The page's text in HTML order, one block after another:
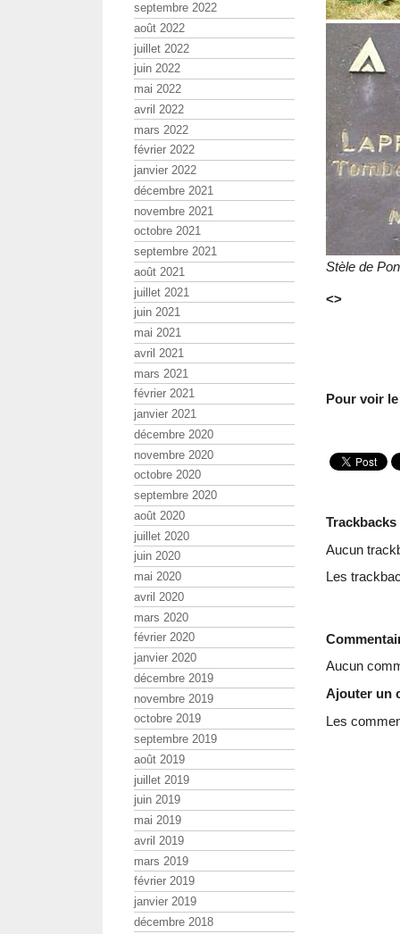
Stèle de
<>
Pour voir le
Trackbacks
Aucun
Les
Aucun
Ajouter un
Les
septembre 2022
août 2022
juillet 2022
juin 2022
mai 2022
avril 2022
mars 2022
février 2022
janvier 2022
décembre 2021
novembre 2021
octobre 2021
septembre 2021
août 2021
juillet 2021
juin 2021
mai 2021
avril 2021
mars 2021
février 2021
janvier 2021
décembre 2020
novembre 2020
octobre 2020
septembre 2020
août 2020
juillet 2020
juin 2020
mai 2020
avril 2020
mars 2020
février 2020
janvier 2020
décembre 2019
novembre 2019
octobre 2019
septembre 2019
août 2019
juillet 2019
juin 2019
mai 2019
avril 2019
mars 2019
février 2019
janvier 2019
décembre 2018